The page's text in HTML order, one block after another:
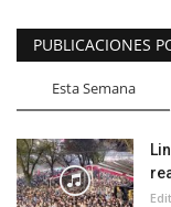
PUBLICACIONES
Esta Semana